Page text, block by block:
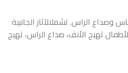
وصداع الراس. تشملالآثار الجانبية
تهيج الأنف، صداع الراس، تهيج